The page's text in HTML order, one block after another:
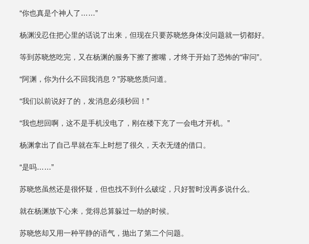
“你也真是个神人了……”
杨渊没忍住把心里的话说了出来，但现在只要苏晓悠身体没问题就一切都好。
等到苏晓悠吃完，又在杨渊的服务下擦了擦嘴，才终于开始了恐怖的“审问”。
“阿渊，你为什么不回我消息？”苏晓悠质问道。
“我们以前说好了的，发消息必须秒回！”
“我也想回啊，这不是手机没电了，刚在楼下充了一会电才开机。”
杨渊拿出了自己早就在车上时想了很久，天衣无缝的借口。
“是吗……”
苏晓悠虽然还是很怀疑，但也找不到什么破绽，只好暂时没再多说什么。
就在杨渊放下心来，觉得总算躲过一劫的时候。
苏晓悠却又用一种平静的语气，抛出了第二个问题。